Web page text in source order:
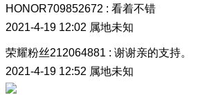
HONOR709852672 : 看着不错
2021-4-19 12:02 属地未知
荣耀粉丝212064881 : 谢谢亲的支持。
2021-4-19 12:52 属地未知